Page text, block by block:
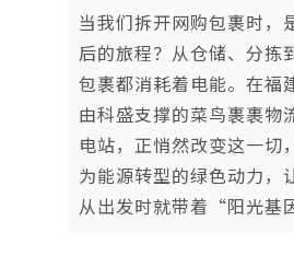
当我们拆开网购包裹时，
后的旅程？从仓储、分拣
包裹都消耗着电能。在福
由科盛支撑的菜鸟裹裹物
电站，正悄然改变这一切
为能源转型的绿色动力，
从出发时就带着“阳光基